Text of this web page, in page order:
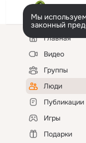
Мы
законный
Левая
колонкаГлавная
Видео
Группы
Люди
Публикации
Игры
Подарки